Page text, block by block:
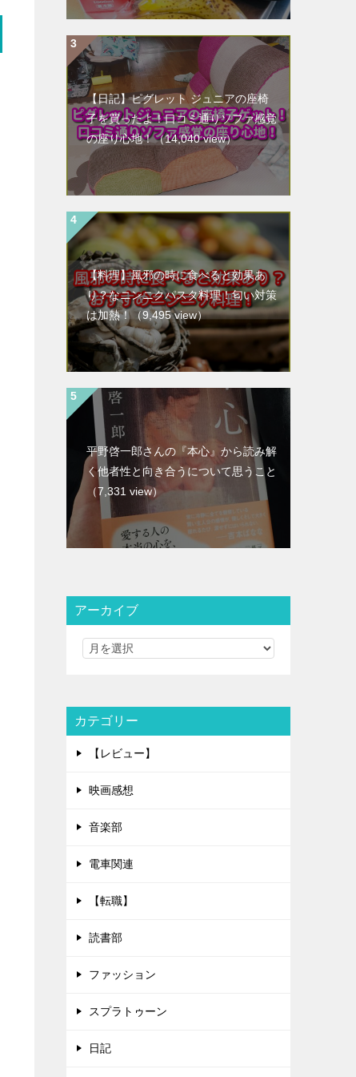
【日記】ピグレット ジュニアの座椅
子を買ったよ！口コミ通りソファ感覚
の座り心地！（14,040 view）
【料理】風邪の時に食べると効果あ
り？なニンニクパスタ料理！匂い対策
は加熱！ （9,495 view）
平野啓一郎さんの『本心』から読み解
く他者性と向き合うについて思うこと
（7,331 view）
アーカイブ
カテゴリー
【レビュー】
映画感想
音楽部
電車関連
【転職】
読書部
ファッション
スプラトゥーン
日記